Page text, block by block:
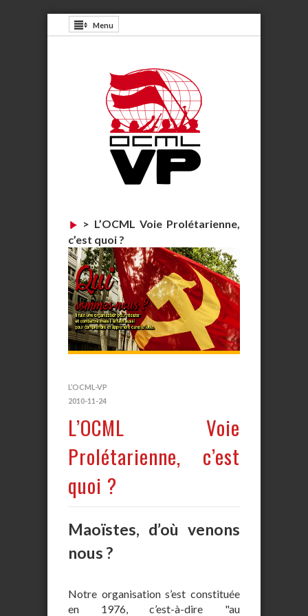
Menu
> L’OCML Voie Prolétarienne,
c’est quoi ?
L’OCML-VP
2010-11-24
L’OCML Voie
Prolétarienne, c’est
quoi ?
Maoïstes, d’où venons
nous ?
Notre organisation s’est constituée
en 1976, c’est-à-dire "au